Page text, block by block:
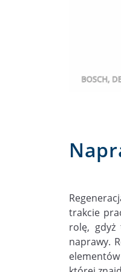
trakcie
rolę, gdyż
naprawy.